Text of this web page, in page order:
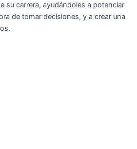
su carrera, ayudándoles a potenciar
de tomar decisiones, y a crear una